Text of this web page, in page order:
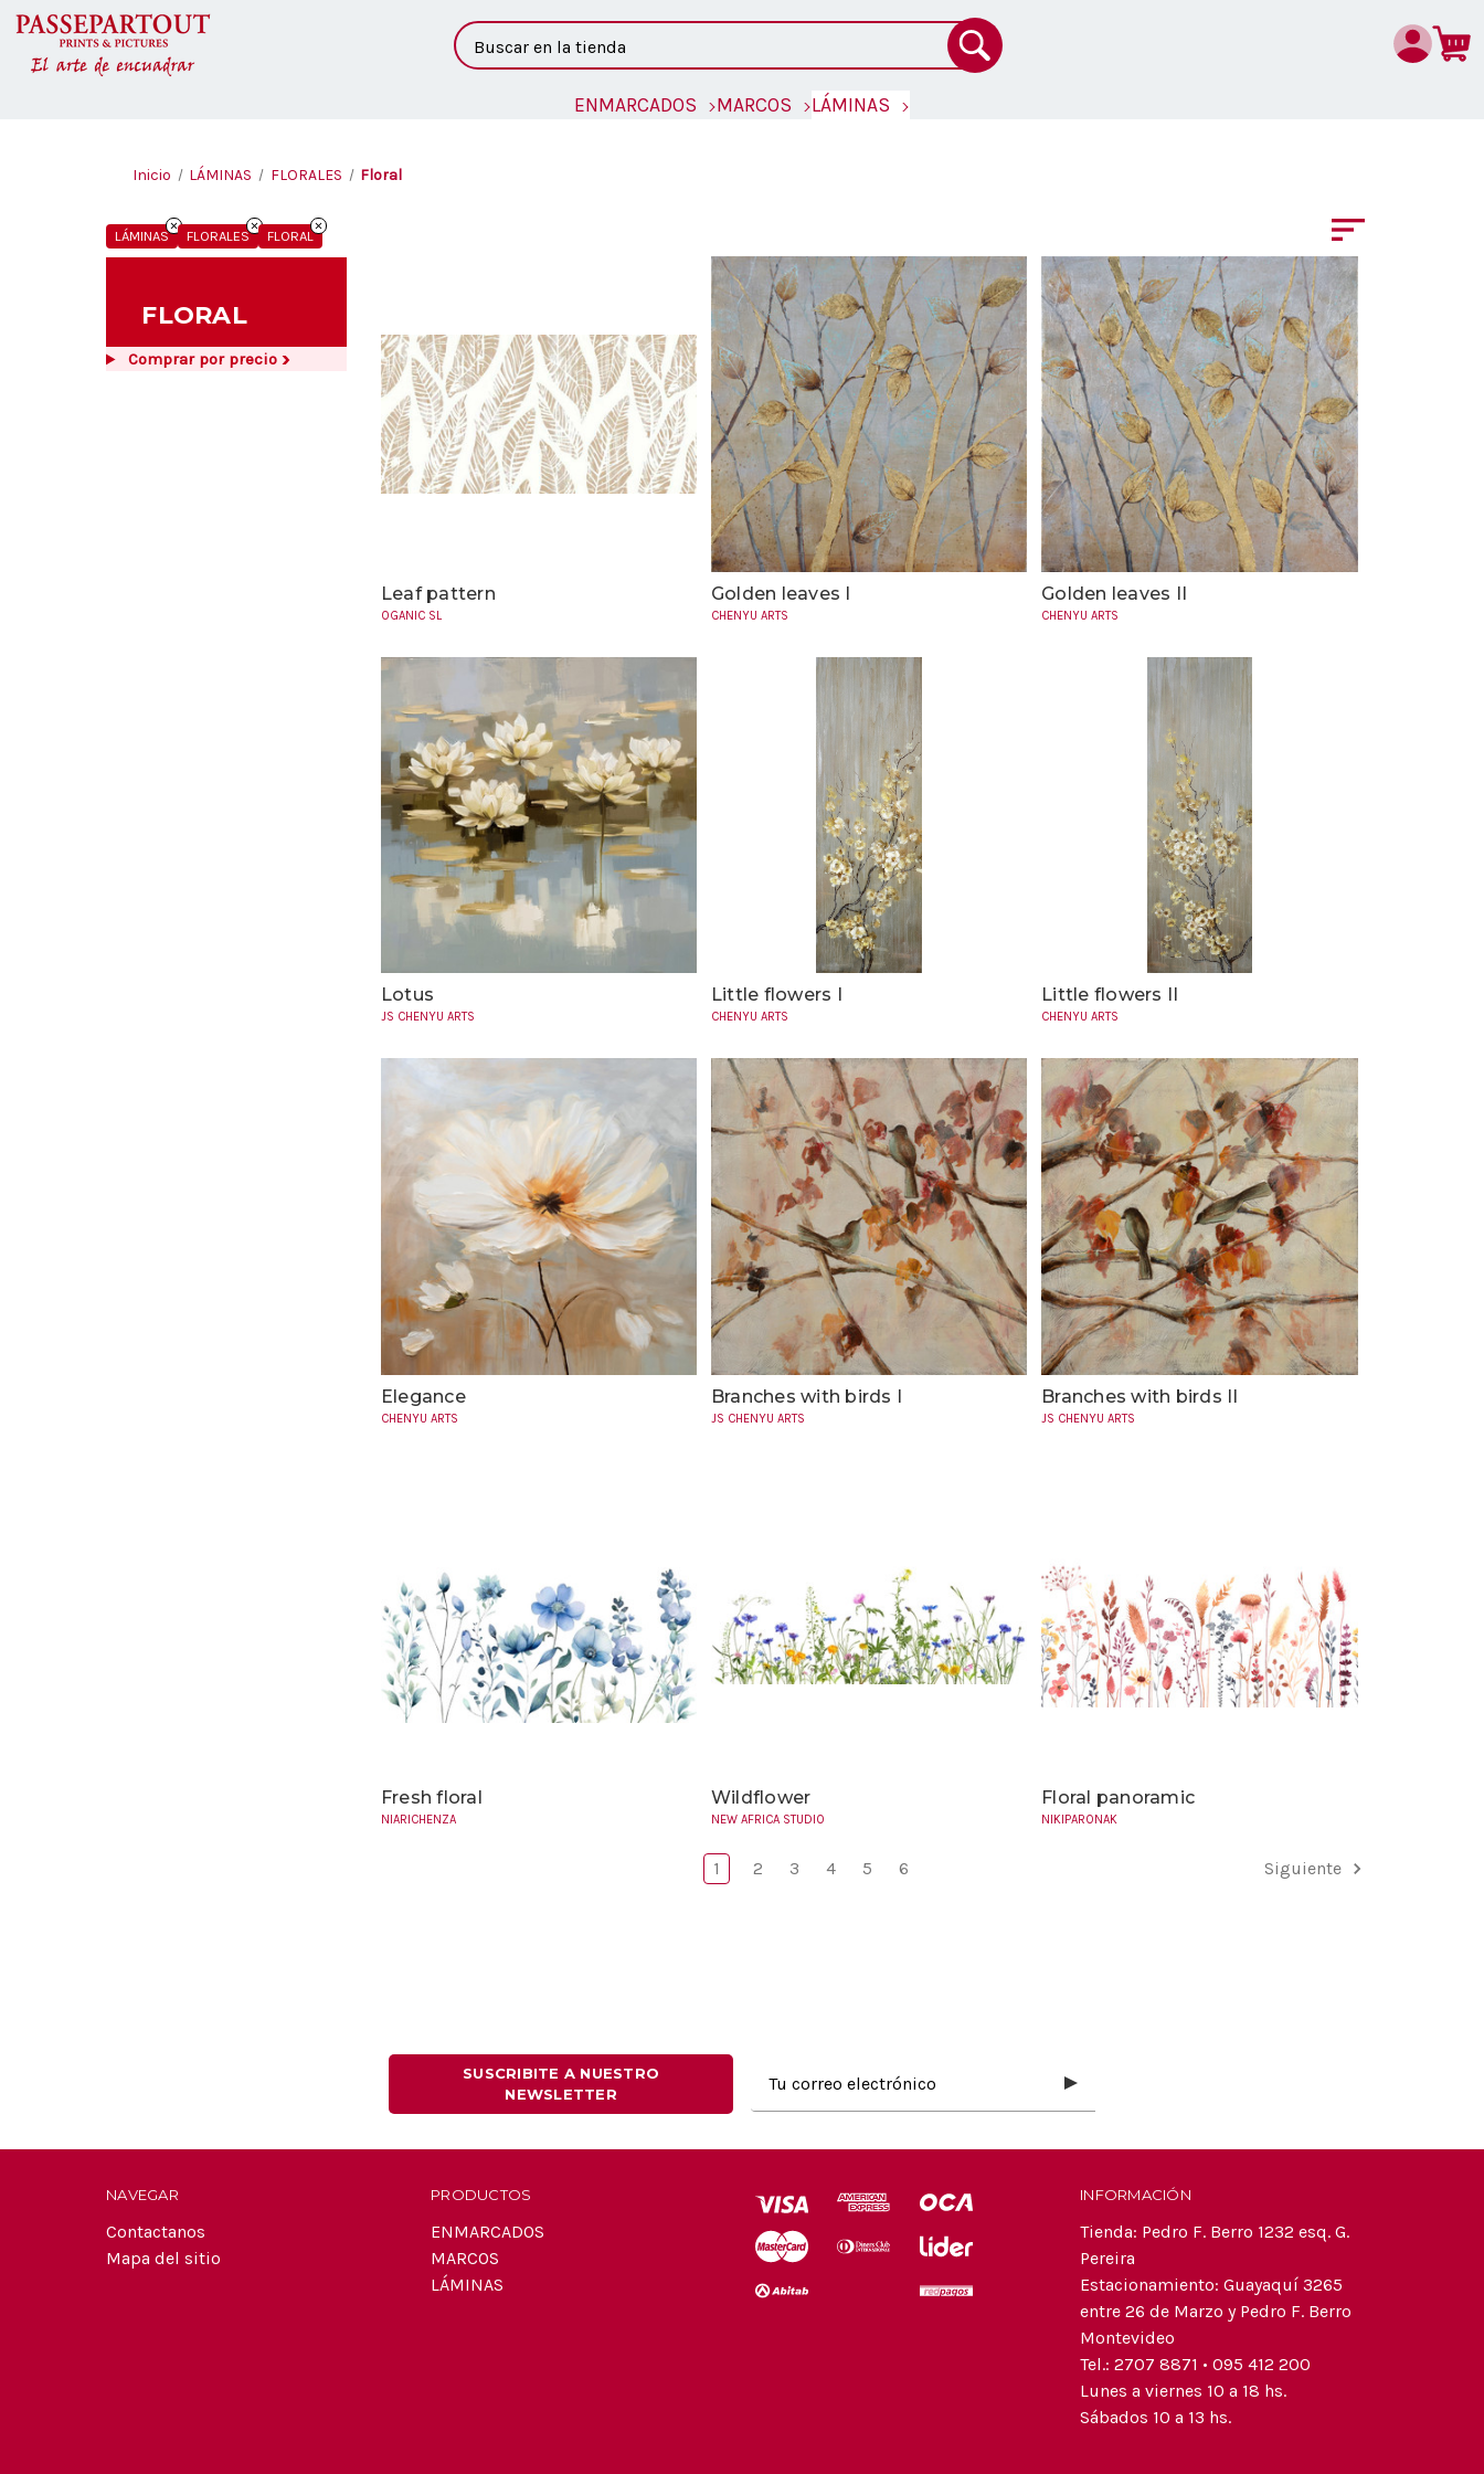
Buscar
ENMARCADOS MARCOS LÁMINAS
Inicio LÁMINAS FLORALES Floral
LÁMINAS FLORALES FLORAL
FLORAL
Comprar por precio
Leaf pattern
OGANIC SL
Golden leaves I
CHENYU ARTS
Golden leaves II
CHENYU ARTS
Lotus
JS CHENYU ARTS
Little flowers I
CHENYU ARTS
Little flowers II
CHENYU ARTS
Elegance
CHENYU ARTS
Branches with birds I
JS CHENYU ARTS
Branches with birds II
JS CHENYU ARTS
Fresh floral
NIARICHENZA
Wildflower
NEW AFRICA STUDIO
Floral panoramic
NIKIPARONAK
1 2 3 4 5 6 Siguiente
SUSCRIBITE A NUESTRO
NEWSLETTER
electrónico
NAVEGAR
Contactanos
Mapa del sitio
PRODUCTOS
ENMARCADOS
MARCOS
LÁMINAS
INFORMACIÓN
Tienda: Pedro F. Berro 1232 esq. G.
Pereira
Estacionamiento: Guayaquí 3265
entre 26 de Marzo y Pedro F. Berro
Montevideo
Tel.: 2707 8871 • 095 412 200
Lunes a viernes 10 a 18 hs.
Sábados 10 a 13 hs.